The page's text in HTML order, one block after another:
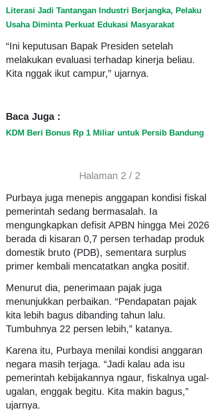
Literasi Jadi Tantangan Industri Berjangka, Pelaku
Usaha Diminta Perkuat Edukasi Masyarakat
“Ini keputusan Bapak Presiden setelah
melakukan evaluasi terhadap kinerja beliau.
Kita nggak ikut campur,” ujarnya.
Baca Juga :
KDM Beri Bonus Rp 1 Miliar untuk Persib Bandung
Halaman 2 / 2
Purbaya juga menepis anggapan kondisi fiskal
pemerintah sedang bermasalah. Ia
mengungkapkan defisit APBN hingga Mei 2026
berada di kisaran 0,7 persen terhadap produk
domestik bruto (PDB), sementara surplus
primer kembali mencatatkan angka positif.
Menurut dia, penerimaan pajak juga
menunjukkan perbaikan. “Pendapatan pajak
kita lebih bagus dibanding tahun lalu.
Tumbuhnya 22 persen lebih,” katanya.
Karena itu, Purbaya menilai kondisi anggaran
negara masih terjaga. “Jadi kalau ada isu
pemerintah kebijakannya ngaur, fiskalnya ugal-
ugalan, enggak begitu. Kita makin bagus,”
ujarnya.